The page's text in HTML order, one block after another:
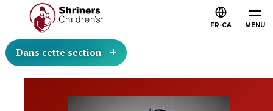
MENU
FR-CA
Dans cette section